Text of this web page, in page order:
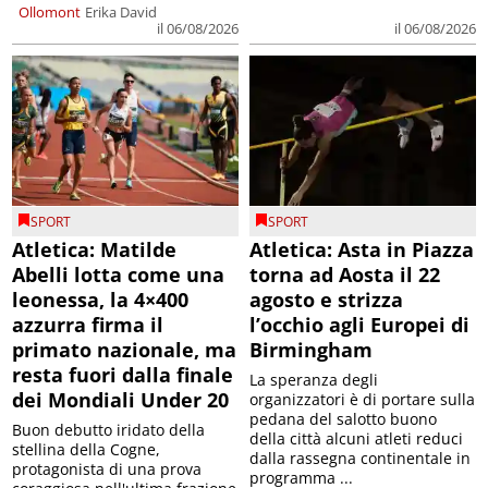
Ollomont Erika David
il 06/08/2026
il 06/08/2026
SPORT
Atletica: Matilde
Abelli lotta come una
leonessa, la 4×400
azzurra firma il
primato nazionale, ma
resta fuori dalla finale
dei Mondiali Under 20
Buon debutto iridato della
stellina della Cogne,
protagonista di una prova
SPORT
Atletica: Asta in Piazza
torna ad Aosta il 22
agosto e strizza
l’occhio agli Europei di
Birmingham
La speranza degli
organizzatori è di portare sulla
pedana del salotto buono
della città alcuni atleti reduci
dalla rassegna continentale in
programma ...